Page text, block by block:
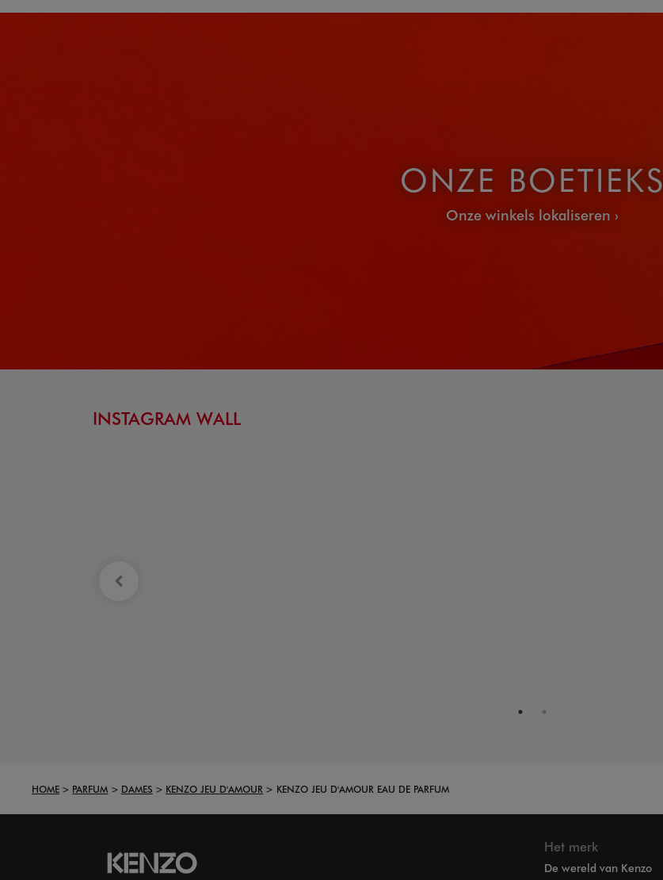
ONZE BOETIEKS
Onze winkels lokaliseren
INSTAGRAM WALL
HOME PARFUM DAMES KENZO JEU D'AMOUR KENZO JEU D'AMOUR EAU DE PARFUM
Het merk
De wereld van Kenzo